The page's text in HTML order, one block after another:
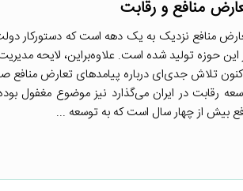
منافع و رقابت
منافع نزدیک به یک دهه است که دستورکار
این حوزه تولید شده است. علاوه‌براین، لایحه
تلاش جدی‌ای درباره پیامدهای تعارض منافع
رقابت در ایران می‌گذارد نیز موضوع مغفول
بیش از چهار سال است که به توسعه ...